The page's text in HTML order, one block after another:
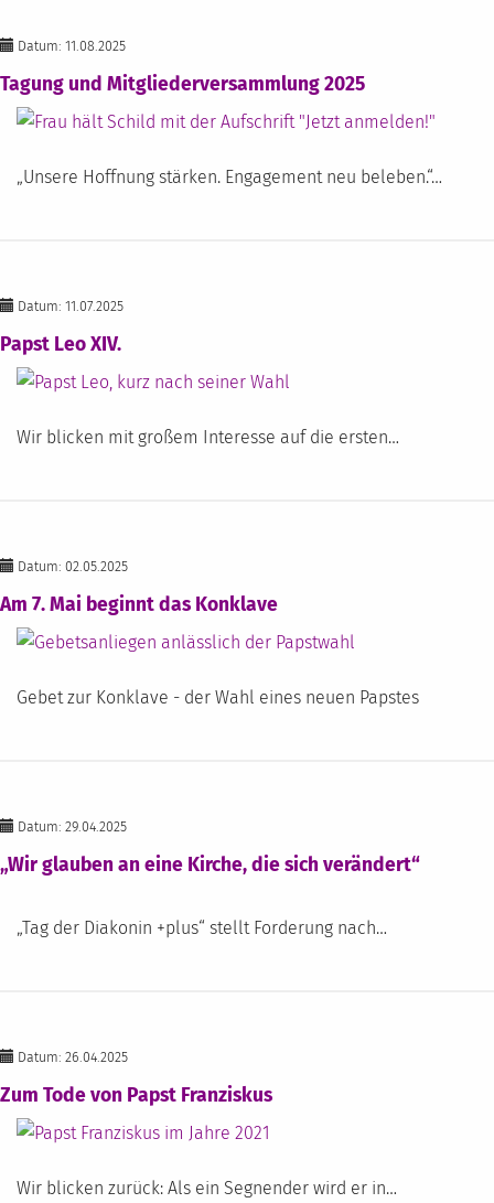
Datum: 11.08.2025
Tagung und Mitgliederversammlung 2025
„Unsere Hoffnung stärken. Engagement neu beleben.“…
Datum: 11.07.2025
Papst Leo XIV.
Wir blicken mit großem Interesse auf die ersten…
Datum: 02.05.2025
Am 7. Mai beginnt das Konklave
Gebet zur Konklave - der Wahl eines neuen Papstes
Datum: 29.04.2025
„Wir glauben an eine Kirche, die sich verändert“
„Tag der Diakonin +plus“ stellt Forderung nach…
Datum: 26.04.2025
Zum Tode von Papst Franziskus
Wir blicken zurück: Als ein Segnender wird er in…